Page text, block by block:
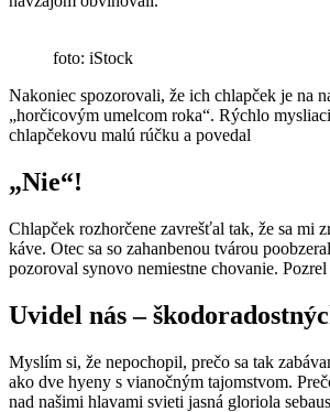
foto: iStock
Nakoniec spozorovali, že ich chlapček je na
„horčicovým umelcom roka“. Rýchlo
chlapčekovu malú rúčku a povedal
„Nie“!
Chlapček rozhorčene zavrešťal tak, že sa mi
káve. Otec sa so zahanbenou tvárou
pozoroval synovo nemiestne chovanie.
Uvidel nás –
Myslím si, že nepochopil, prečo sa tak
ako dve hyeny s vianočným tajomstvom.
nad našimi hlavami svieti jasná gloriola